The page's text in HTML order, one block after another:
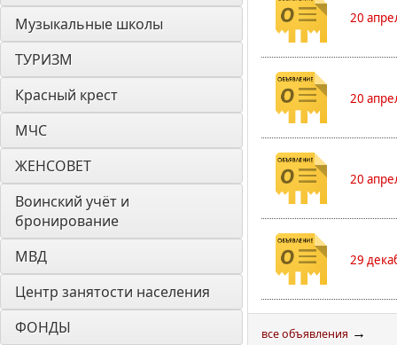
Музыкальные школы
ТУРИЗМ
Красный крест
МЧС
ЖЕНСОВЕТ
Воинский учёт и
бронирование
МВД
Центр занятости населения
ФОНДЫ
20
20
20
29
все объявления →